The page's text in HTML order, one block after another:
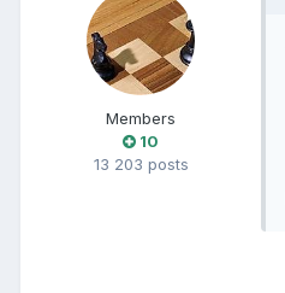
Members
10
13 203 posts